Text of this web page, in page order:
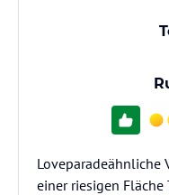
Loveparadeähnliche
einer riesigen